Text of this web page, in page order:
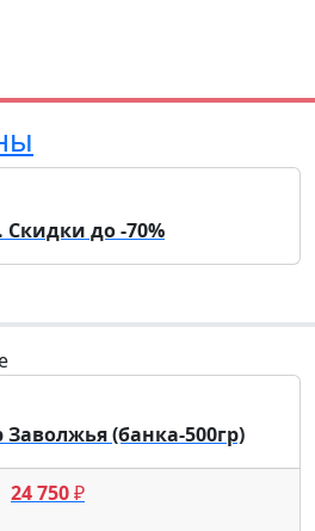
до -70%
(банка-500гр)
24 750₽